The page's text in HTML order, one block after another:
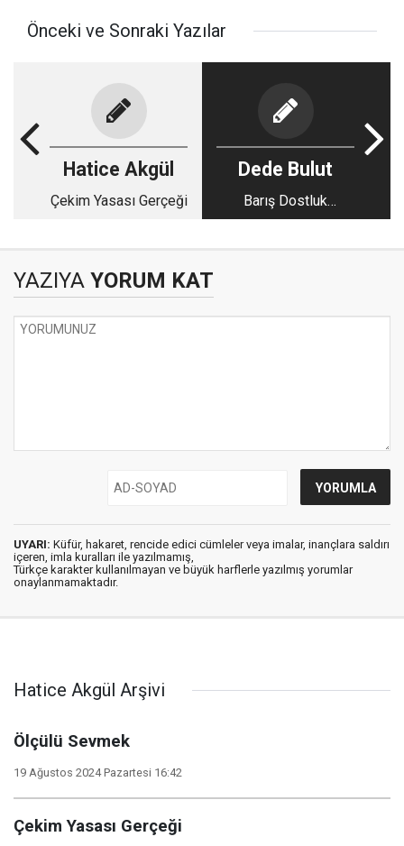
Önceki ve Sonraki Yazılar
Hatice Akgül
Çekim Yasası Gerçeği
Dede Bulut
Barış Dostluk
Kardeşlik
YAZIYA YORUM KAT
UYARI: Küfür, hakaret, rencide edici cümleler veya imalar, inançlara saldırı
içeren, imla kuralları ile yazılmamış,
Türkçe karakter kullanılmayan ve büyük harflerle yazılmış yorumlar
onaylanmamaktadır.
Hatice Akgül Arşivi
Ölçülü Sevmek
19 Ağustos 2024 Pazartesi 16:42
Çekim Yasası Gerçeği